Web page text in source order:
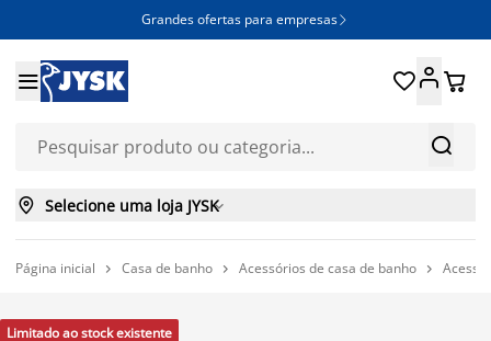
Grandes ofertas para empresas 


 
 Selecione uma loja JYSK
Página inicial  Casa de banho  Acessórios de casa de banho 
Limitado ao stock existente